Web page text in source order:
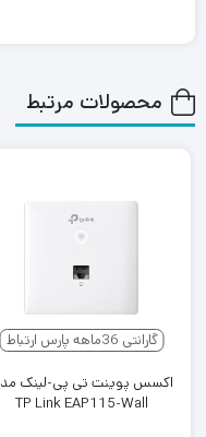
طریق یک کابل شبکه را
محصولات مرتبط
گارانتی 36ماهه پارس ارتباط
اکسس پوینت تی پی-لینک
TP Link EAP115-Wall